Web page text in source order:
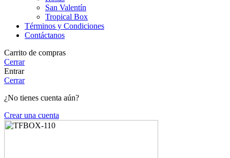
San Valentín
Tropical Box
Términos y Condiciones
Contáctanos
Carrito de compras
Cerrar
Entrar
Cerrar
¿No tienes cuenta aún?
Crear una cuenta